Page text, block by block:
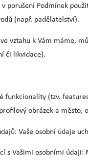
porušení Podmínek
(např. padělatelství).
vztahu k Vám máme,
či likvidace).
funkcionality (tzv.
obrázek a město,
Vaše osobní údaje
s Vašimi osobními